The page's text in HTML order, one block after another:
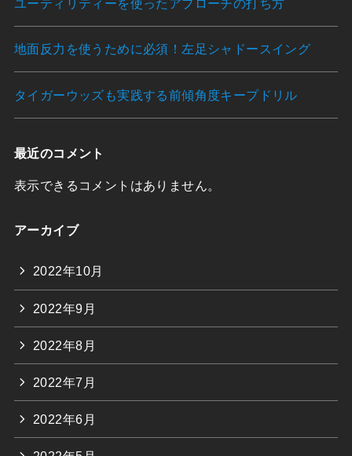
ユーティリティーを使ったアプローチの打ち方
地面反力を使うために必須！左足シャドースイング
タイガーウッズも実践する前傾角度キープドリル
最近のコメント
表示できるコメントはありません。
アーカイブ
2022年10月
2022年9月
2022年8月
2022年7月
2022年6月